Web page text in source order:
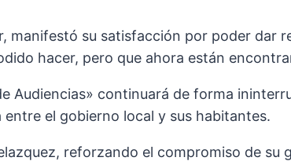
manifestó su satisfacción por poder dar
hacer, pero que ahora están
Audiencias» continuará de forma
el gobierno local y sus habitantes.
reforzando el compromiso de su